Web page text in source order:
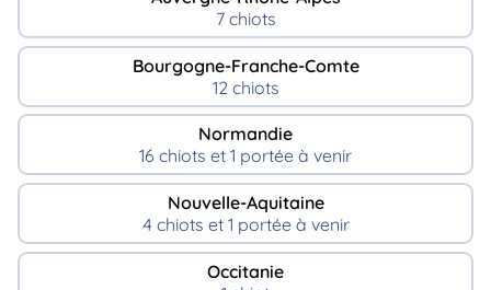
7 chiots
Bourgogne-Franche-Comte
12 chiots
Normandie
16 chiots et 1 portée à venir
Nouvelle-Aquitaine
4 chiots et 1 portée à venir
Occitanie